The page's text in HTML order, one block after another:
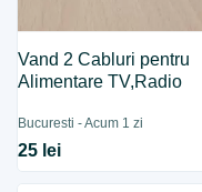
Vand 2 Cabluri pentru
Alimentare TV,Radio
Bucuresti - Acum 1 zi
25 lei